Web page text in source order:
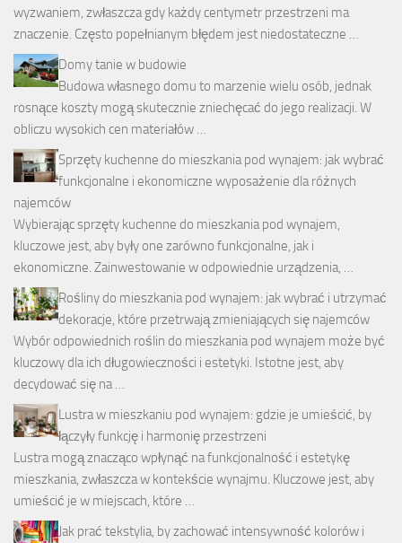
wyzwaniem, zwłaszcza gdy każdy centymetr przestrzeni ma
znaczenie. Często popełnianym błędem jest niedostateczne …
Domy tanie w budowie
Budowa własnego domu to marzenie wielu osób, jednak
rosnące koszty mogą skutecznie zniechęcać do jego realizacji. W
obliczu wysokich cen materiałów …
Sprzęty kuchenne do mieszkania pod wynajem: jak wybrać
funkcjonalne i ekonomiczne wyposażenie dla różnych
najemców
Wybierając sprzęty kuchenne do mieszkania pod wynajem,
kluczowe jest, aby były one zarówno funkcjonalne, jak i
ekonomiczne. Zainwestowanie w odpowiednie urządzenia, …
Rośliny do mieszkania pod wynajem: jak wybrać i utrzymać
dekoracje, które przetrwają zmieniających się najemców
Wybór odpowiednich roślin do mieszkania pod wynajem może być
kluczowy dla ich długowieczności i estetyki. Istotne jest, aby
decydować się na …
Lustra w mieszkaniu pod wynajem: gdzie je umieścić, by
łączyły funkcję i harmonię przestrzeni
Lustra mogą znacząco wpłynąć na funkcjonalność i estetykę
mieszkania, zwłaszcza w kontekście wynajmu. Kluczowe jest, aby
umieścić je w miejscach, które …
Jak prać tekstylia, by zachować intensywność kolorów i